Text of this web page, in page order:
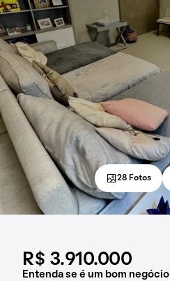
R$ 3.910.000
Entenda se é um bom negócio
28 Fotos